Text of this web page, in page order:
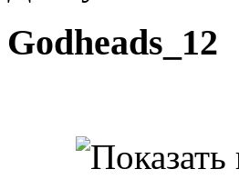
Godheads_12